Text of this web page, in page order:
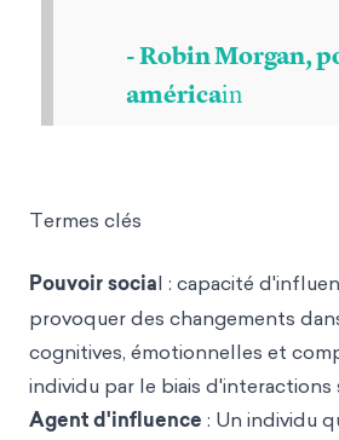
- Robin Morgan,
américain
Termes clés
Pouvoir social : capacité
provoquer des changements
cognitives, émotionnelles et
individu par le biais d'interactions
Agent d'influence : Un individu